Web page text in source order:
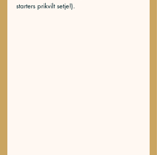
starters prikvilt setje!).